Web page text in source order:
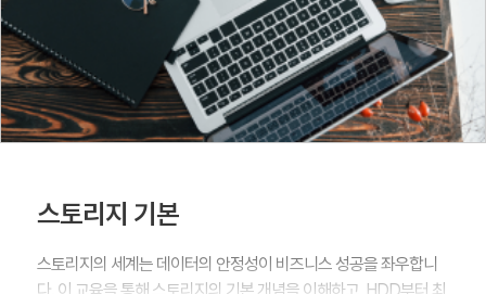
스토리지 기본
스토리지의 세계는 데이터의 안정성이 비즈니스 성공을 좌우합니